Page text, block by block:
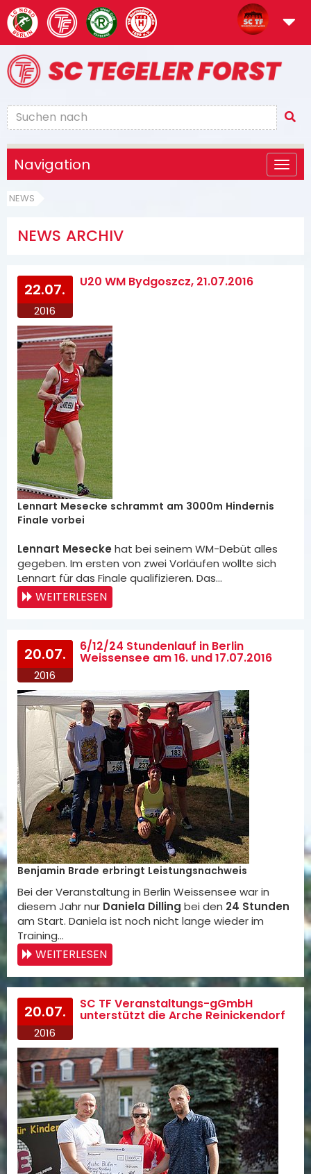
Navigation
NEWS
NEWS ARCHIV
22.07.
2016
U20 WM Bydgoszcz, 21.07.2016
Lennart Mesecke schrammt am 3000m Hindernis
Finale vorbei
Lennart Meseckehat bei seinem WM-Debüt alles
gegeben. Im ersten von zwei Vorläufen wollte sich
Lennart für das Finale qualifizieren. Das…
WEITERLESEN
20.07.
2016
6/12/24 Stundenlauf in Berlin
Weissensee am 16. und 17.07.2016
Benjamin Brade erbringt Leistungsnachweis
Bei der Veranstaltung in Berlin Weissensee war in
diesem Jahr nur Daniela Dilling bei den 24 Stunden
am Start. Daniela ist noch nicht lange wieder im
Training…
WEITERLESEN
20.07.
2016
SC TF Veranstaltungs-gGmbH
unterstützt die Arche Reinickendorf